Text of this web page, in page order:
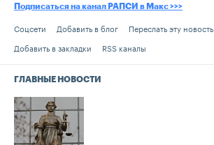
Подписаться на канал РАПСИ в Макс >>>
Соцсети Добавить в блог
Переслать эту новость
Добавить в закладки
RSS каналы
ГЛАВНЫЕ НОВОСТИ